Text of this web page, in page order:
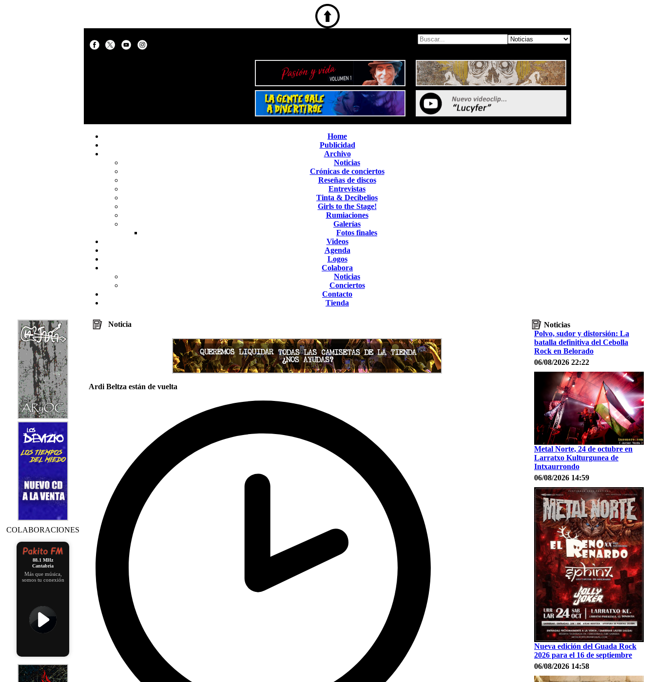
Home
Publicidad
Archivo
Noticias
Crónicas de conciertos
Reseñas de discos
Entrevistas
Tinta & Decibelios
Girls to the Stage!
Rumiaciones
Galerías
Fotos finales
Videos
Agenda
Logos
Colabora
Noticias
Conciertos
Contacto
Tienda
COLABORACIONES
88.1 MHz
Cantabria
Más que música,
somos tu conexión
Noticia
Ardi Beltza están de vuelta
Noticias
Polvo, sudor y distorsión: La
batalla definitiva del Cebolla
Rock en Belorado
06/08/2026 22:22
Metal Norte, 24 de octubre en
Larratxo Kulturgunea de
Intxaurrondo
06/08/2026 14:59
Nueva edición del Guada Rock
2026 para el 16 de septiembre
06/08/2026 14:58